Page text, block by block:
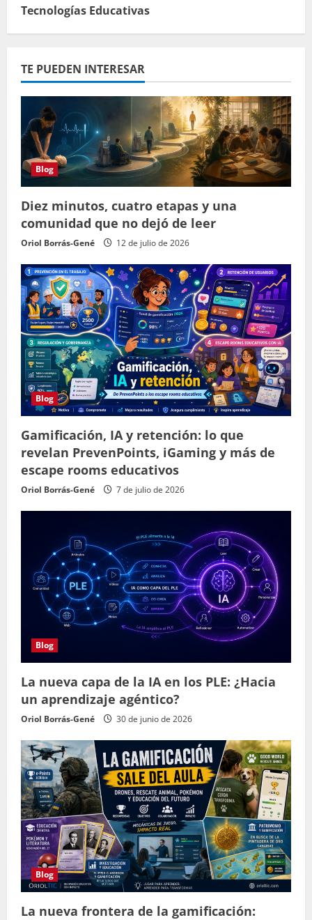
Tecnologías Educativas
TE PUEDEN INTERESAR
Blog
Diez minutos, cuatro etapas y una
comunidad que no dejó de leer
Oriol Borrás-Gené 12 de julio de 2026
Blog
Gamificación, IA y retención: lo que
revelan PrevenPoints, iGaming y más de
escape rooms educativos
Oriol Borrás-Gené 7 de julio de 2026
Blog
La nueva capa de la IA en los PLE: ¿Hacia
un aprendizaje agéntico?
Oriol Borrás-Gené 30 de junio de 2026
Blog
La nueva frontera de la gamificación: